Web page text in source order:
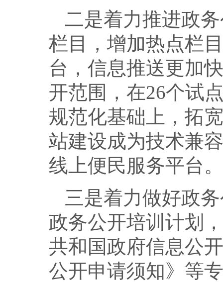
二是着力推进政
栏目，增加热点栏
台，信息推送更加
开范围，在26个试
规范化基础上，拓
站建设成为技术兼
线上便民服务平台。
三是着力做好政
政务公开培训计划
共和国政府信息公
公开申请须知》等